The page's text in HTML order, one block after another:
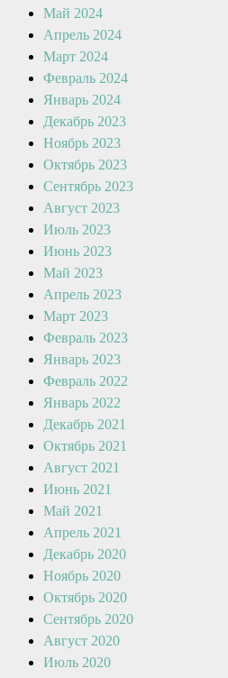
Май 2024
Апрель 2024
Март 2024
Февраль 2024
Январь 2024
Декабрь 2023
Ноябрь 2023
Октябрь 2023
Сентябрь 2023
Август 2023
Июль 2023
Июнь 2023
Май 2023
Апрель 2023
Март 2023
Февраль 2023
Январь 2023
Февраль 2022
Январь 2022
Декабрь 2021
Октябрь 2021
Август 2021
Июнь 2021
Май 2021
Апрель 2021
Декабрь 2020
Ноябрь 2020
Октябрь 2020
Сентябрь 2020
Август 2020
Июль 2020